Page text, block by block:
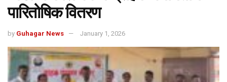
पारितोषिक वितरण
by Guhagar News January 1, 2026